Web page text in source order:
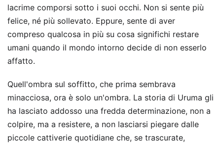
lacrime comporsi sotto i suoi occhi. Non si sente più
felice, né più sollevato. Eppure, sente di aver
compreso qualcosa in più su cosa significhi restare
umani quando il mondo intorno decide di non esserlo
affatto.
Quell'ombra sul soffitto, che prima sembrava
minacciosa, ora è solo un'ombra. La storia di Uruma gli
ha lasciato addosso una fredda determinazione, non a
colpire, ma a resistere, a non lasciarsi piegare dalle
piccole cattiverie quotidiane che, se trascurate,